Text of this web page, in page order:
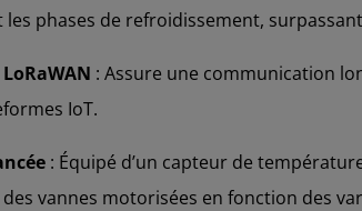
phases de refroidissement,
: Assure une communication
IoT.
: Équipé d’un capteur de
vannes motorisées en fonction des